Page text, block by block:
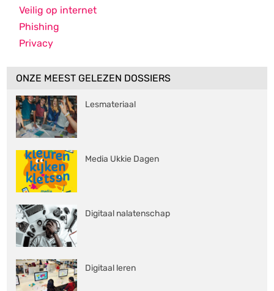
Veilig op internet
Phishing
Privacy
ONZE MEEST GELEZEN DOSSIERS
Lesmateriaal
Media Ukkie Dagen
Digitaal nalatenschap
Digitaal leren